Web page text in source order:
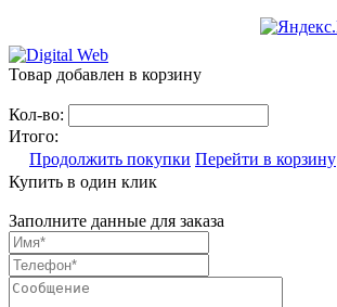
Товар добавлен в корзину
Кол-во:
Итого:
Продолжить покупки Перейти в корзину
Купить в один клик
Заполните данные для заказа